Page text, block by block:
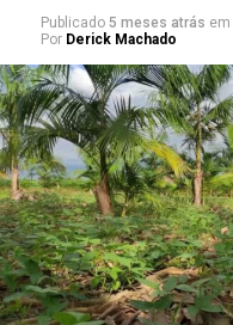
Publicado 5 meses atrás em
Por Derick Machado